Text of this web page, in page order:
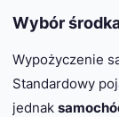
Wybór
Wypożyczenie
Standardowy
jednak